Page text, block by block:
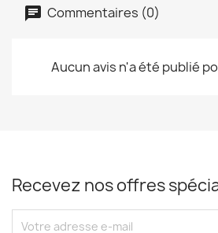
Commentaires (0)
Aucun avis n'a été publié
Recevez nos offres